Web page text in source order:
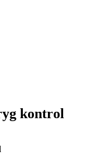
kontrol